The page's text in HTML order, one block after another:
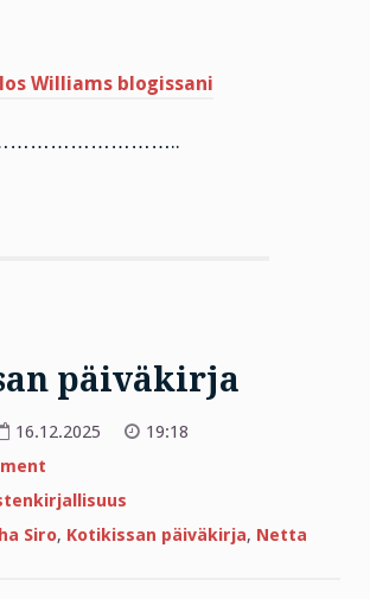
Williams blogissani
päiväkirja
16.12.2025
19:18
päiväkirja
Siro, Kotikissan päiväkirja, Netta